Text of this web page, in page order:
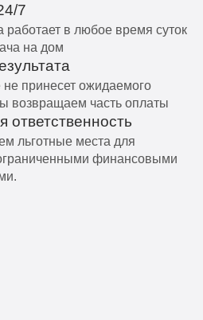
7
в любое время суток
на дом
принесет ожидаемого
возвращаем часть оплаты
ответственность
льготные места для
финансовыми